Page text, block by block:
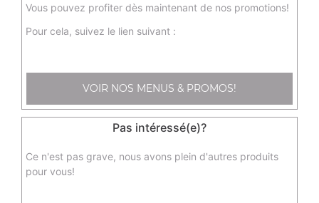
Vous pouvez profiter dès maintenant de nos promotions!
Pour cela, suivez le lien suivant :
VOIR NOS MENUS & PROMOS!
Pas intéressé(e)?
Ce n'est pas grave, nous avons plein d'autres produits
pour vous!